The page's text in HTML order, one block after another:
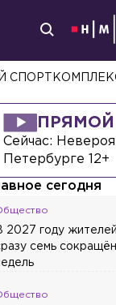
Сейчас:
Петербурге 12+
сегодня
2027 году
семь